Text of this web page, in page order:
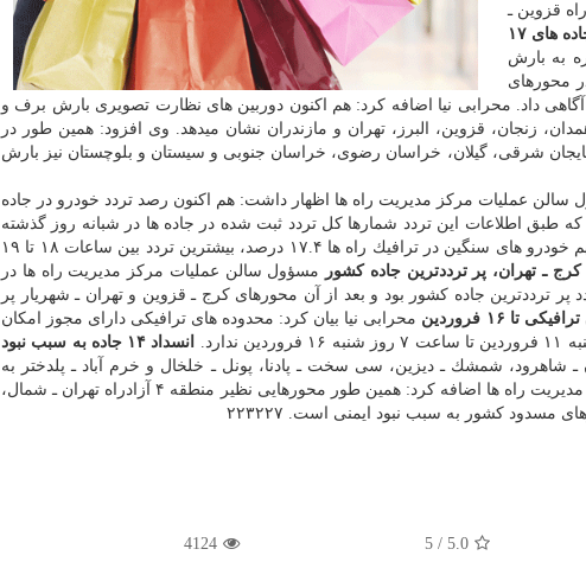
قزوین ـ
برف و باران در جاده های ۱۷
به بارش
محورهای
داد. محرابی نیا اضافه كرد: هم اكنون دوربین های نظارت تصویری بارش برف و
زنجان، قزوین، البرز، تهران و مازندران نشان میدهد. وی افزود: همین طور در
شرقی، گیلان، خراسان رضوی، خراسان جنوبی و سیستان و بلوچستان نیز بارش
سالن عملیات مركز مدیریت راه ها اظهار داشت: هم اكنون رصد تردد خودرو در جاده
طبق اطلاعات این تردد شمارها كل تردد ثبت شده در جاده ها در شبانه روز گذشته
نسبت به روز قبل ۴.۴ درصد كاهش دارد. در همین مدت سهم خودرو های سنگین در ترافیك راه ها ۱۷.۴ درصد، بیشترین تردد بین ساعات ۱۸ تا ۱۹
كرج ـ تهران، پر ترددترین جاده كشور مسؤول سالن عملیات مركز مدیریت راه ها در
روز گذشته آزادراه كرج ـ تهران با ۴۶ هزار و ۴۲۷ تردد پر ترددترین جاده كشور بود و بعد از آن محورهای كرج ـ قزوین و تهران ـ شهریار پر
۱۶ فروردین
محرابی نیا بیان كرد: محدوده های ترافیكی دارای مجوز امكان
انسداد ۱۴ جاده به سبب نبود
شاهرود، شمشك ـ دیزین، سی سخت ـ پادنا، پونل ـ خلخال و خرم آباد ـ پلدختر به
سبب نبود ایمنی مسدود است. مسؤول سالن عملیات مركز مدیریت راه ها اضافه كرد: همین طور محورهایی نظیر منطقه ۴ آزادراه تهران ـ شمال،
مسدود كشور به سبب نبود ایمنی است. ۲۲۳۲۲۷
5.0
/
5
4124